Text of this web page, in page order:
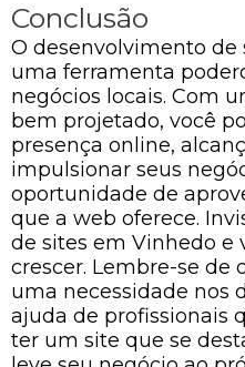
Conclusão
O desenvolvimento de
uma ferramenta
negócios locais. Com
bem projetado, você
presença online,
impulsionar seus
oportunidade de
que a web oferece.
de sites em Vinhedo e
crescer. Lembre-se de
uma necessidade nos
ajuda de profissionais
ter um site que se